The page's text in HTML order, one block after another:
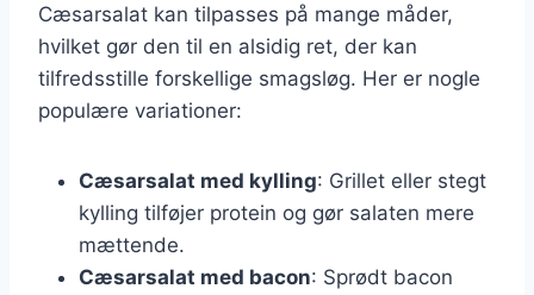
Cæsarsalat kan tilpasses på mange måder,
hvilket gør den til en alsidig ret, der kan
tilfredsstille forskellige smagsløg. Her er nogle
populære variationer:
Cæsarsalat med kylling: Grillet eller stegt
kylling tilføjer protein og gør salaten mere
mættende.
Cæsarsalat med bacon: Sprødt bacon